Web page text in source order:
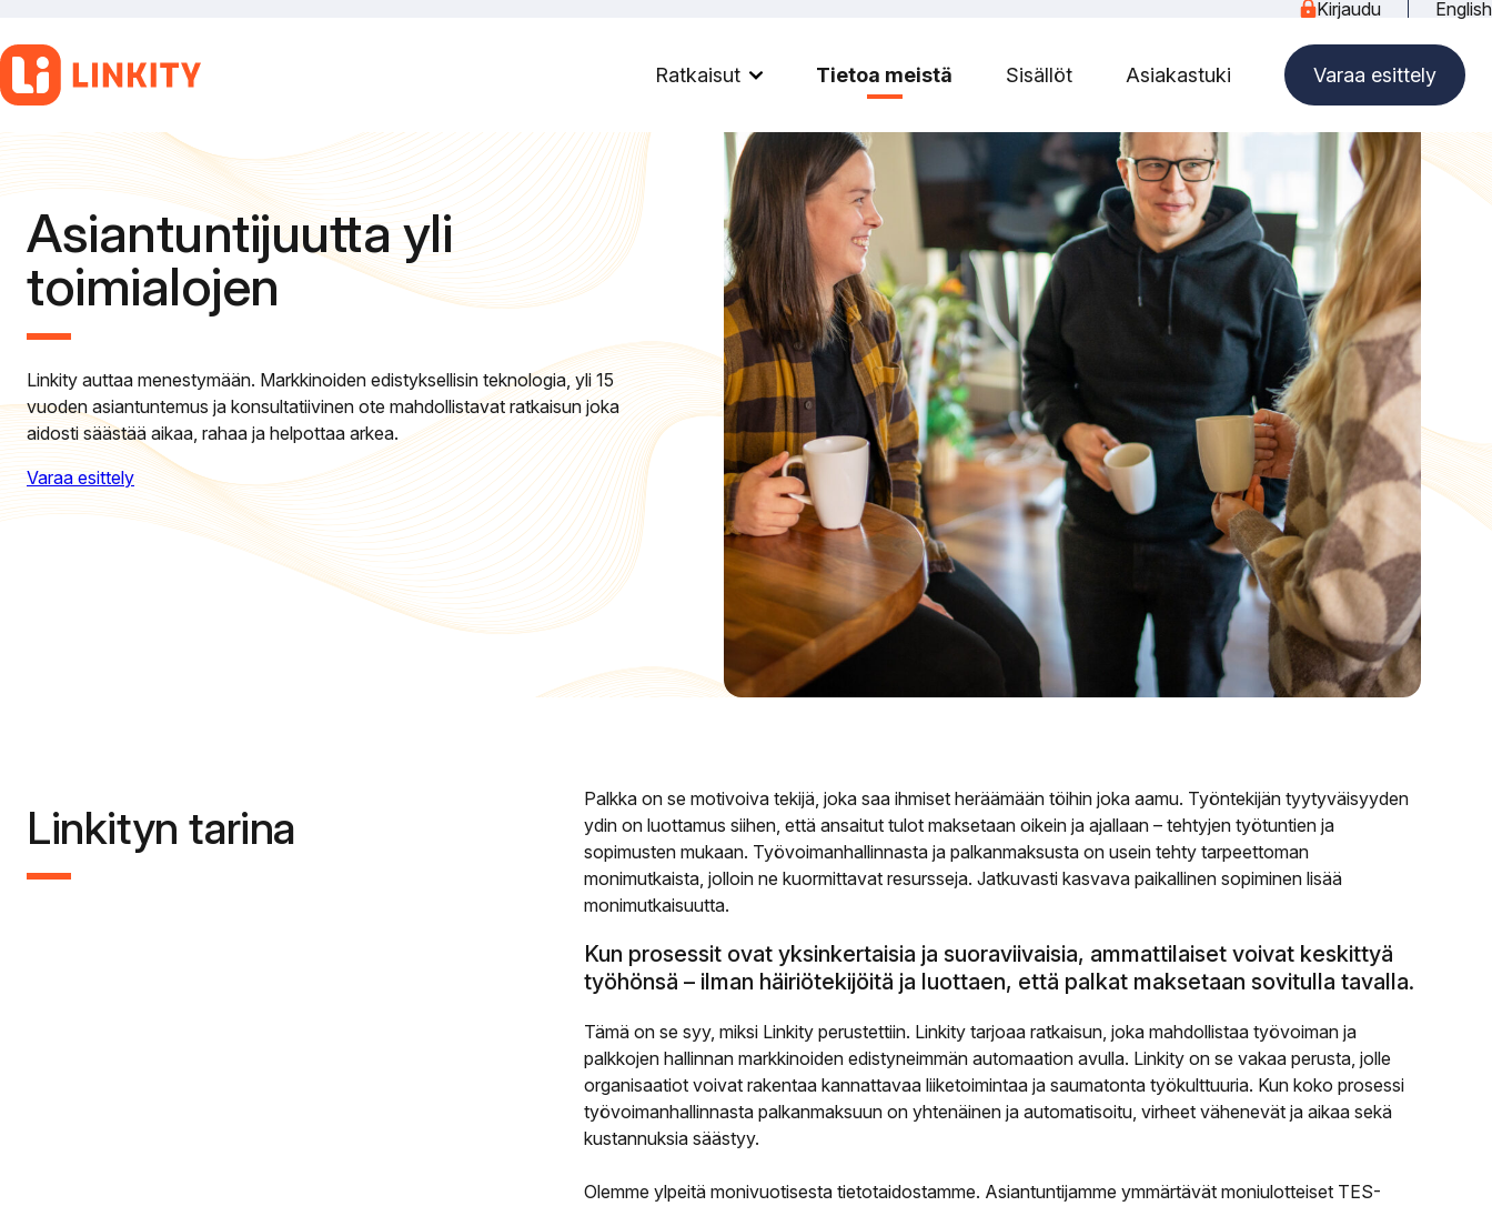
Kirjaudu English
Ratkaisut
Sub-
Tietoa meistä Sisällöt Asiakastuki Varaa esittely
sisältöön
Asiantuntijuutta yli
toimialojen
Linkity auttaa menestymään. Markkinoiden edistyksellisin teknologia, yli 15
vuoden asiantuntemus ja konsultatiivinen ote mahdollistavat ratkaisun joka
aidosti säästää aikaa, rahaa ja helpottaa arkea.
Varaa esittely
Linkityn tarina
Palkka on se motivoiva tekijä, joka saa ihmiset heräämään töihin joka aamu. Työntekijän tyytyväisyyden
ydin on luottamus siihen, että ansaitut tulot maksetaan oikein ja ajallaan – tehtyjen työtuntien ja
sopimusten mukaan. Työvoimanhallinnasta ja palkanmaksusta on usein tehty tarpeettoman
monimutkaista, jolloin ne kuormittavat resursseja. Jatkuvasti kasvava paikallinen sopiminen lisää
monimutkaisuutta.
Kun prosessit ovat yksinkertaisia ja suoraviivaisia, ammattilaiset voivat keskittyä
työhönsä – ilman häiriötekijöitä ja luottaen, että palkat maksetaan sovitulla tavalla.
Tämä on se syy, miksi Linkity perustettiin. Linkity tarjoaa ratkaisun, joka mahdollistaa työvoiman ja
palkkojen hallinnan markkinoiden edistyneimmän automaation avulla. Linkity on se vakaa perusta, jolle
organisaatiot voivat rakentaa kannattavaa liiketoimintaa ja saumatonta työkulttuuria. Kun koko prosessi
työvoimanhallinnasta palkanmaksuun on yhtenäinen ja automatisoitu, virheet vähenevät ja aikaa sekä
kustannuksia säästyy.
Olemme ylpeitä monivuotisesta tietotaidostamme. Asiantuntijamme ymmärtävät moniulotteiset TES-